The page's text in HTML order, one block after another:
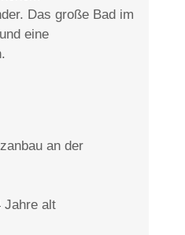
Das große Bad im
eine
an der
Jahre alt